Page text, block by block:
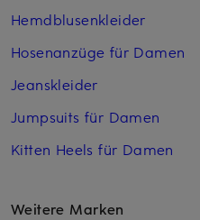
Hemdblusenkleider
Hosenanzüge für Damen
Jeanskleider
Jumpsuits für Damen
Kitten Heels für Damen
Weitere Marken